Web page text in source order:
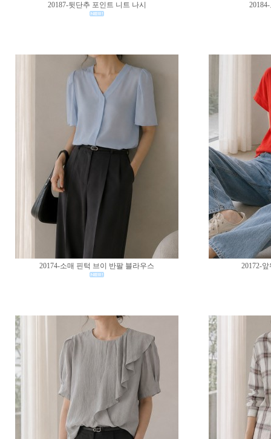
20187-뒷단추 포인트 니트 나시
20174-소매 핀턱 브이 반팔 블라우스 20172-